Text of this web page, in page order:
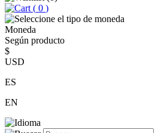
( 0 )
Moneda
Según producto
$
USD
ES
EN